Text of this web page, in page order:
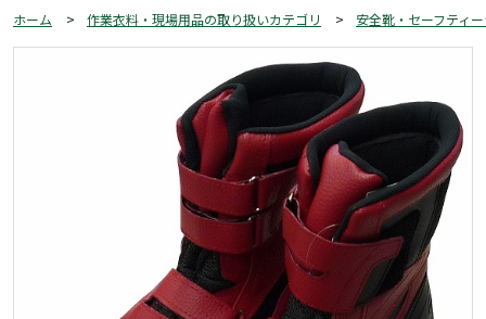
ホーム > 作業衣料・現場用品の取り扱いカテゴリ > 安全靴・セーフティ